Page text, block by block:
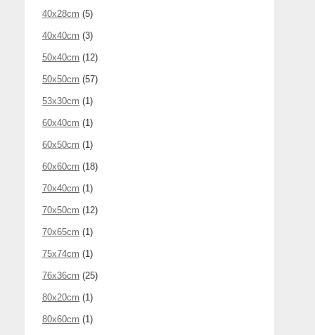
40x28cm (5)
40x40cm (3)
50x40cm (12)
50x50cm (57)
53x30cm (1)
60x40cm (1)
60x50cm (1)
60x60cm (18)
70x40cm (1)
70x50cm (12)
70x65cm (1)
75x74cm (1)
76x36cm (25)
80x20cm (1)
80x60cm (1)